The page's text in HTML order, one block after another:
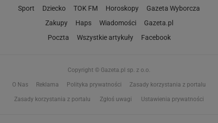
Sport Dziecko TOK FM Horoskopy
Gazeta Wyborcza
Zakupy
Haps Wiadomości
Gazeta.pl
Poczta
Wszystkie artykuły Facebook
Copyright © Gazeta.pl sp. z o.o.
O Nas Reklama Polityka prywatności Zasady korzystania z portalu
Zasady korzystania z portalu Zgłoś uwagi Ustawienia prywatności